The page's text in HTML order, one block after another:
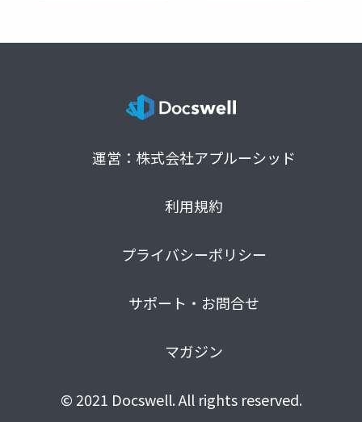
運営：株式会社アプルーシッド
利用規約
プライバシーポリシー
サポート・お問合せ
マガジン
© 2021 Docswell. All rights reserved.